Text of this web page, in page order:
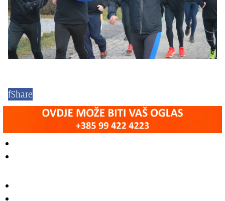
fShare